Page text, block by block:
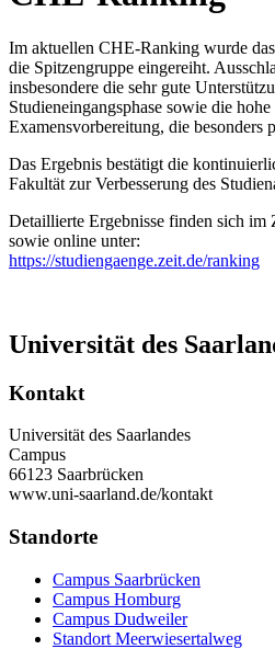
Im aktuellen CHE-Ranking wurde
die Spitzengruppe eingereiht.
insbesondere die sehr gute
Studieneingangsphase sowie die
Examensvorbereitung, die besonders
Das Ergebnis bestätigt die
Fakultät zur Verbesserung des
Detaillierte Ergebnisse finden sich
sowie online unter:
https://studiengaenge.zeit.de/ranking
Universität des
Kontakt
Universität des Saarlandes
Campus
66123 Saarbrücken
www.uni-saarland.de/kontakt
Standorte
Campus Saarbrücken
Campus Homburg
Campus Dudweiler
Standort Meerwiesertalweg